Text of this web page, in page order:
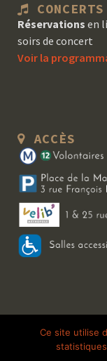
Réservations en
soirs de concert
Voir la
ACCÈS
Copyright 2026 Le
Ce site utilise